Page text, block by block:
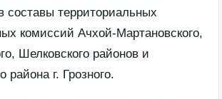
составы территориальных
комиссий Ачхой-Мартановского,
Шелковского районов и
района г. Грозного.